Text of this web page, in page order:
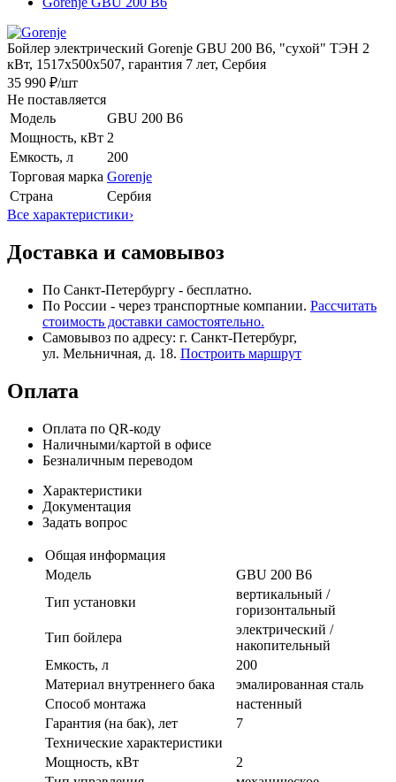
Бойлер электрический Gorenje GBU 200 B6, "сухой" ТЭН 2
кВт, 1517х500х507, гарантия 7 лет, Сербия
35 990 ₽/шт
Не поставляется
Модель
GBU 200 B6
Мощность, кВт 2
Емкость, л
200
Торговая марка Gorenje
Страна
Сербия
Все характеристики›
Доставка и самовывоз
По Санкт-Петербургу - бесплатно.
По России - через транспортные компании. Рассчитать
стоимость доставки самостоятельно.
Самовывоз по адресу: г. Санкт-Петербург,
ул. Мельничная, д. 18. Построить маршрут
Оплата
Оплата по QR-коду
Наличными/картой в офисе
Безналичным переводом
Характеристики
Документация
Задать вопрос
Общая информация
Модель
GBU 200 B6
Тип установки
вертикальный /
горизонтальный
Тип бойлера
электрический /
накопительный
Емкость, л
200
Материал внутреннего бака
эмалированная сталь
Способ монтажа
настенный
Гарантия (на бак), лет
7
Технические характеристики
Мощность, кВт
2